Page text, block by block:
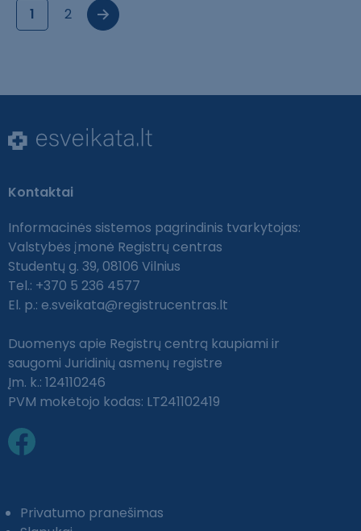
1 2
Kontaktai
Informacinės sistemos pagrindinis tvarkytojas:
Valstybės įmonė Registrų centras
Studentų g. 39, 08106 Vilnius
Tel.: +370 5 236 4577
El. p.: e.sveikata@registrucentras.lt
Duomenys apie Registrų centrą kaupiami ir
saugomi Juridinių asmenų registre
Įm. k.: 124110246
PVM mokėtojo kodas: LT241102419
Privatumo pranešimas